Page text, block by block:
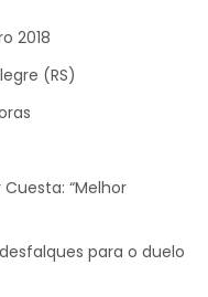
2018
(RS)
“Melhor
para o duelo